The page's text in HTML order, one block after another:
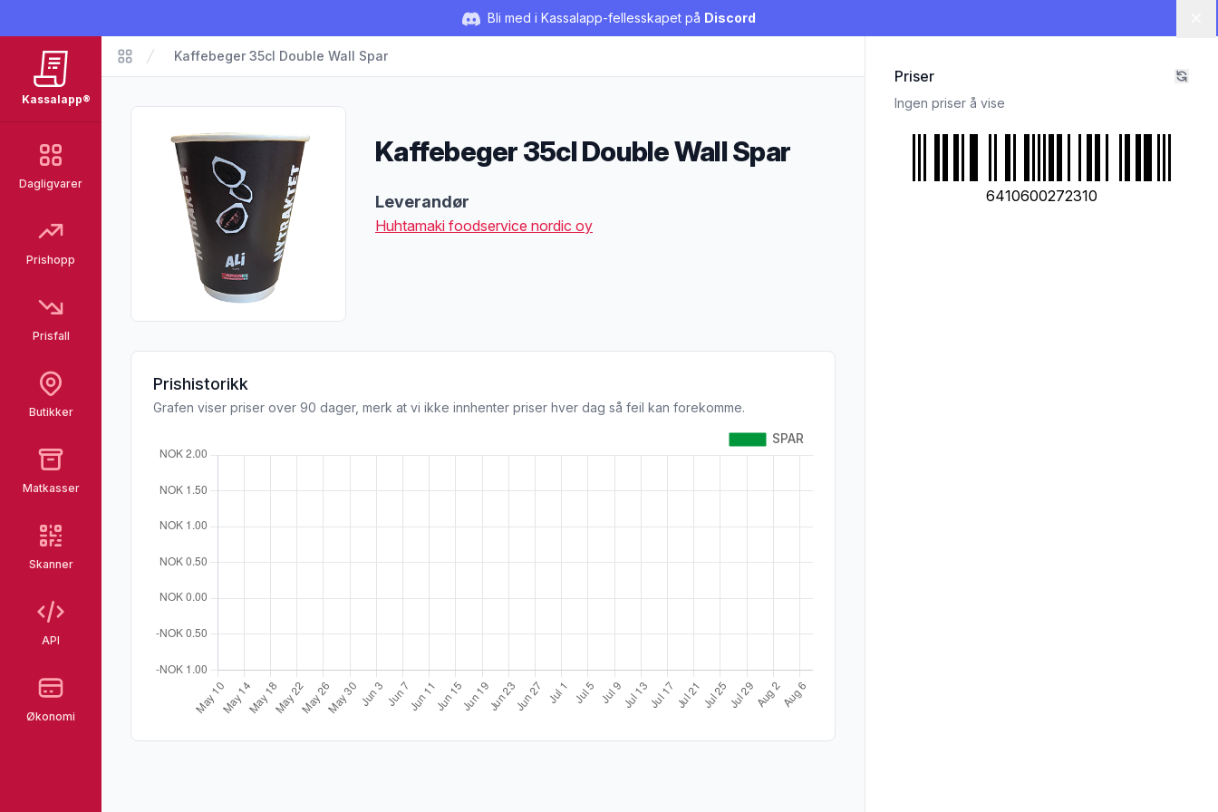
Bli med i Kassalapp-fellesskapet på Discord
Kassalapp®
Dagligvarer
Prishopp
Prisfall
Butikker
Matkasser
Skanner
API
Økonomi
Matvarer
Kaffebeger 35cl Double Wall Spar
Kaffebeger 35cl Double Wall Spar
Leverandør
Huhtamaki foodservice nordic oy
Prishistorikk
Grafen viser priser over 90 dager, merk at vi ikke innhenter priser hver dag så feil kan forekomme.
Priser
Ingen priser å vise
6410600272310